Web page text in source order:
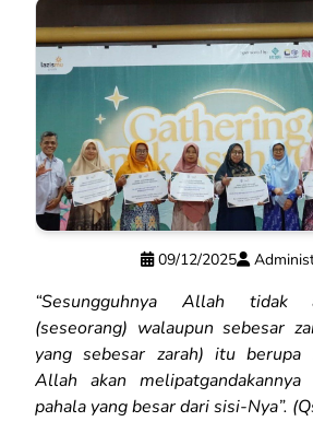
09/12/2025
“Sesungguhnya Allah tidak
(seseorang) walaupun sebesar
yang sebesar zarah) itu berupa
Allah akan melipatgandakannya
pahala yang besar dari sisi-Nya”.